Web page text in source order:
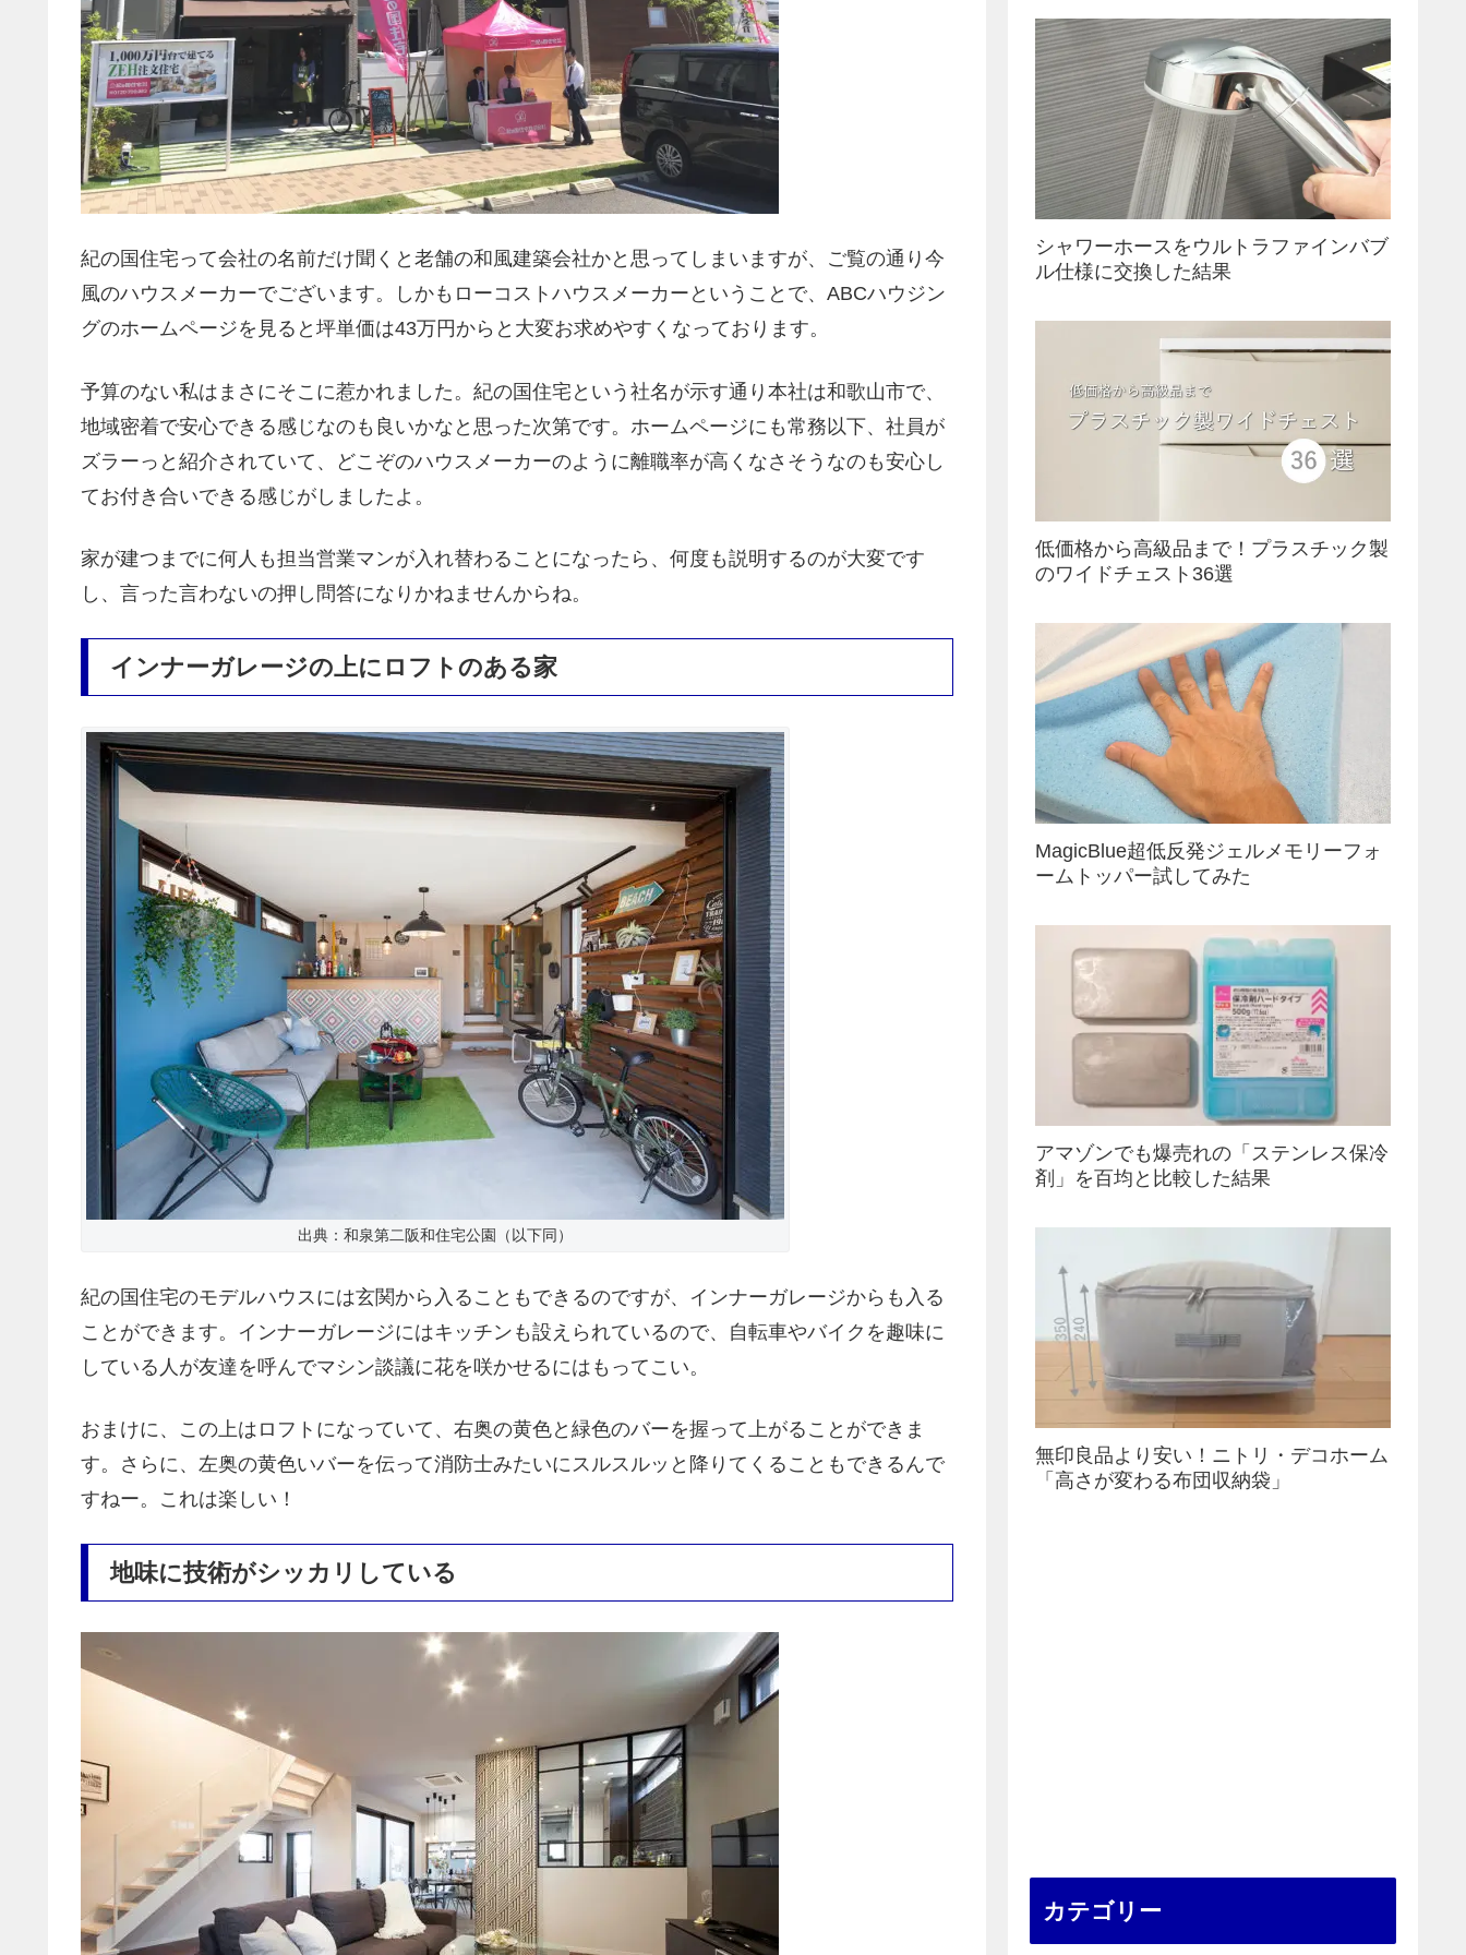
紀の国住宅って会社の名前だけ聞くと老舗の和風建築会社かと思ってしまいますが、ご覧の通り今
風のハウスメーカーでございます。しかもローコストハウスメーカーということで、ABCハウジン
グのホームページを見ると坪単価は43万円からと大変お求めやすくなっております。
予算のない私はまさにそこに惹かれました。紀の国住宅という社名が示す通り本社は和歌山市で、
地域密着で安心できる感じなのも良いかなと思った次第です。ホームページにも常務以下、社員が
ズラーっと紹介されていて、どこぞのハウスメーカーのように離職率が高くなさそうなのも安心し
てお付き合いできる感じがしましたよ。
家が建つまでに何人も担当営業マンが入れ替わることになったら、何度も説明するのが大変です
し、言った言わないの押し問答になりかねませんからね。
インナーガレージの上にロフトのある家
出典：和泉第二阪和住宅公園（以下同）
紀の国住宅のモデルハウスには玄関から入ることもできるのですが、インナーガレージからも入る
ことができます。インナーガレージにはキッチンも設えられているので、自転車やバイクを趣味に
している人が友達を呼んでマシン談議に花を咲かせるにはもってこい。
おまけに、この上はロフトになっていて、右奥の黄色と緑色のバーを握って上がることができま
す。さらに、左奥の黄色いバーを伝って消防士みたいにスルスルッと降りてくることもできるんで
すねー。これは楽しい！
地味に技術がシッカリしている
シャワーホースをウルトラファインバブ
ル仕様に交換した結果
低価格から高級品まで！プラスチック製
のワイドチェスト36選
MagicBlue超低反発ジェルメモリーフォ
ームトッパー試してみた
アマゾンでも爆売れの「ステンレス保冷
剤」を百均と比較した結果
無印良品より安い！ニトリ・デコホーム
「高さが変わる布団収納袋」
カテゴリー